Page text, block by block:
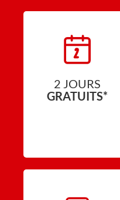
2 JOURS
GRATUITS*